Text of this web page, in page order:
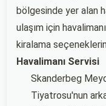
bölgesinde yer alan
ulaşım için
kiralama
Havalimanı Servisi
Skanderbeg
Tiyatrosu'nun